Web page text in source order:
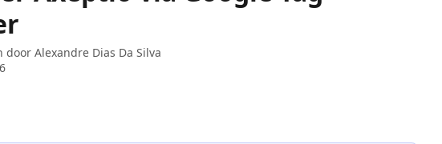
door Alexandre Dias Da Silva